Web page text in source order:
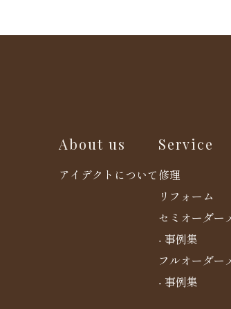
About us
アイデクトについて
Service
修理
リフォーム
セミオーダー
- 事例集
フルオーダー
- 事例集